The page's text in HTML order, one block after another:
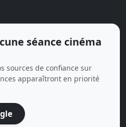
séance cinéma
sources de confiance sur
apparaîtront en priorité